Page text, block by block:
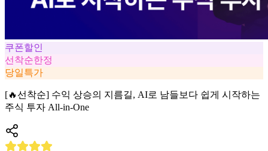
쿠폰할인
선착순한정
당일특가
[🔥선착순] 수익 상승의 지름길, AI로 남들보다 쉽게 시작하는
주식 투자 All-in-One